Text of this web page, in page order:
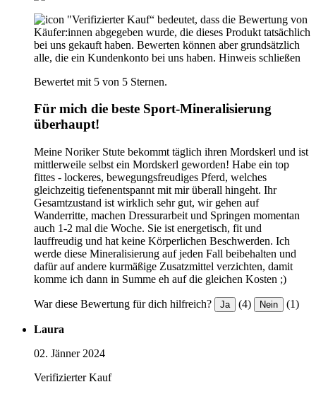
"Verifizierter Kauf“ bedeutet, dass die Bewertung von
Käufer:innen abgegeben wurde, die dieses Produkt tatsächlich
bei uns gekauft haben. Bewerten können aber grundsätzlich
alle, die ein Kundenkonto bei uns haben. Hinweis schließen
Bewertet mit 5 von 5 Sternen.
Für mich die beste Sport-Mineralisierung
überhaupt!
Meine Noriker Stute bekommt täglich ihren Mordskerl und ist
mittlerweile selbst ein Mordskerl geworden! Habe ein top
fittes - lockeres, bewegungsfreudiges Pferd, welches
gleichzeitig tiefenentspannt mit mir überall hingeht. Ihr
Gesamtzustand ist wirklich sehr gut, wir gehen auf
Wanderritte, machen Dressurarbeit und Springen momentan
auch 1-2 mal die Woche. Sie ist energetisch, fit und
lauffreudig und hat keine Körperlichen Beschwerden. Ich
werde diese Mineralisierung auf jeden Fall beibehalten und
dafür auf andere kurmäßige Zusatzmittel verzichten, damit
komme ich dann in Summe eh auf die gleichen Kosten ;)
War diese Bewertung für dich hilfreich? Ja (4) Nein (1)
Laura
02. Jänner 2024
Verifizierter Kauf